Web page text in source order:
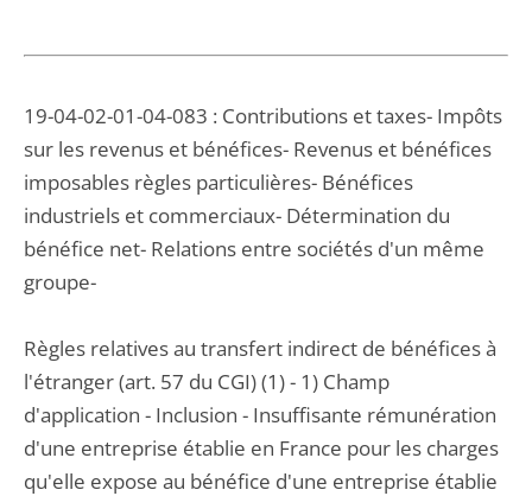
19-04-02-01-04-083 : Contributions et taxes- Impôts
sur les revenus et bénéfices- Revenus et bénéfices
imposables règles particulières- Bénéfices
industriels et commerciaux- Détermination du
bénéfice net- Relations entre sociétés d'un même
groupe-
Règles relatives au transfert indirect de bénéfices à
l'étranger (art. 57 du CGI) (1) - 1) Champ
d'application - Inclusion - Insuffisante rémunération
d'une entreprise établie en France pour les charges
qu'elle expose au bénéfice d'une entreprise établie